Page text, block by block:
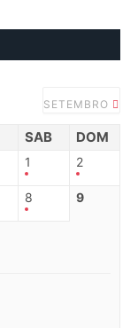
SETEMBRO
SAB DOM
1 2
8 9